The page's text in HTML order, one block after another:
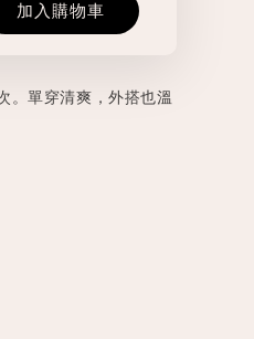
加入購物車
。單穿清爽，外搭也溫